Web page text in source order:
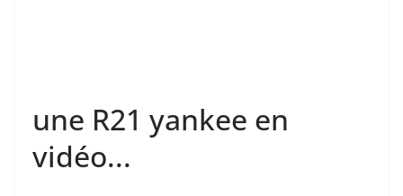
une R21 yankee en
vidéo...